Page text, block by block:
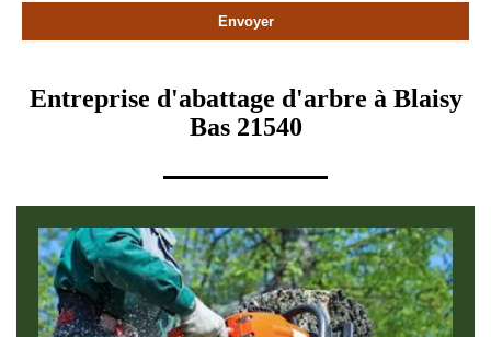
Entreprise d'abattage d'arbre à Blaisy
Bas 21540